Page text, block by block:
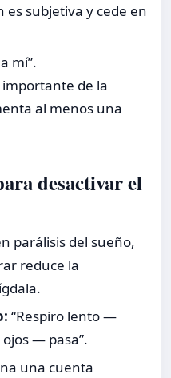
es subjetiva y cede en
mí”.
de la
al menos una
desactivar el
parálisis del sueño,
reduce la
“Respiro lento —
— pasa”.
una cuenta